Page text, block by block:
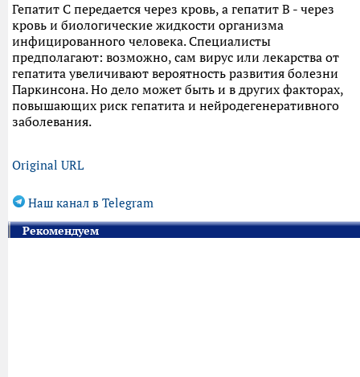
Гепатит С передается через кровь, а гепатит B - через
кровь и биологические жидкости организма
инфицированного человека. Специалисты
предполагают: возможно, сам вирус или лекарства от
гепатита увеличивают вероятность развития болезни
Паркинсона. Но дело может быть и в других факторах,
повышающих риск гепатита и нейродегенеративного
заболевания.
Original URL
Наш канал в Telegram
Рекомендуем